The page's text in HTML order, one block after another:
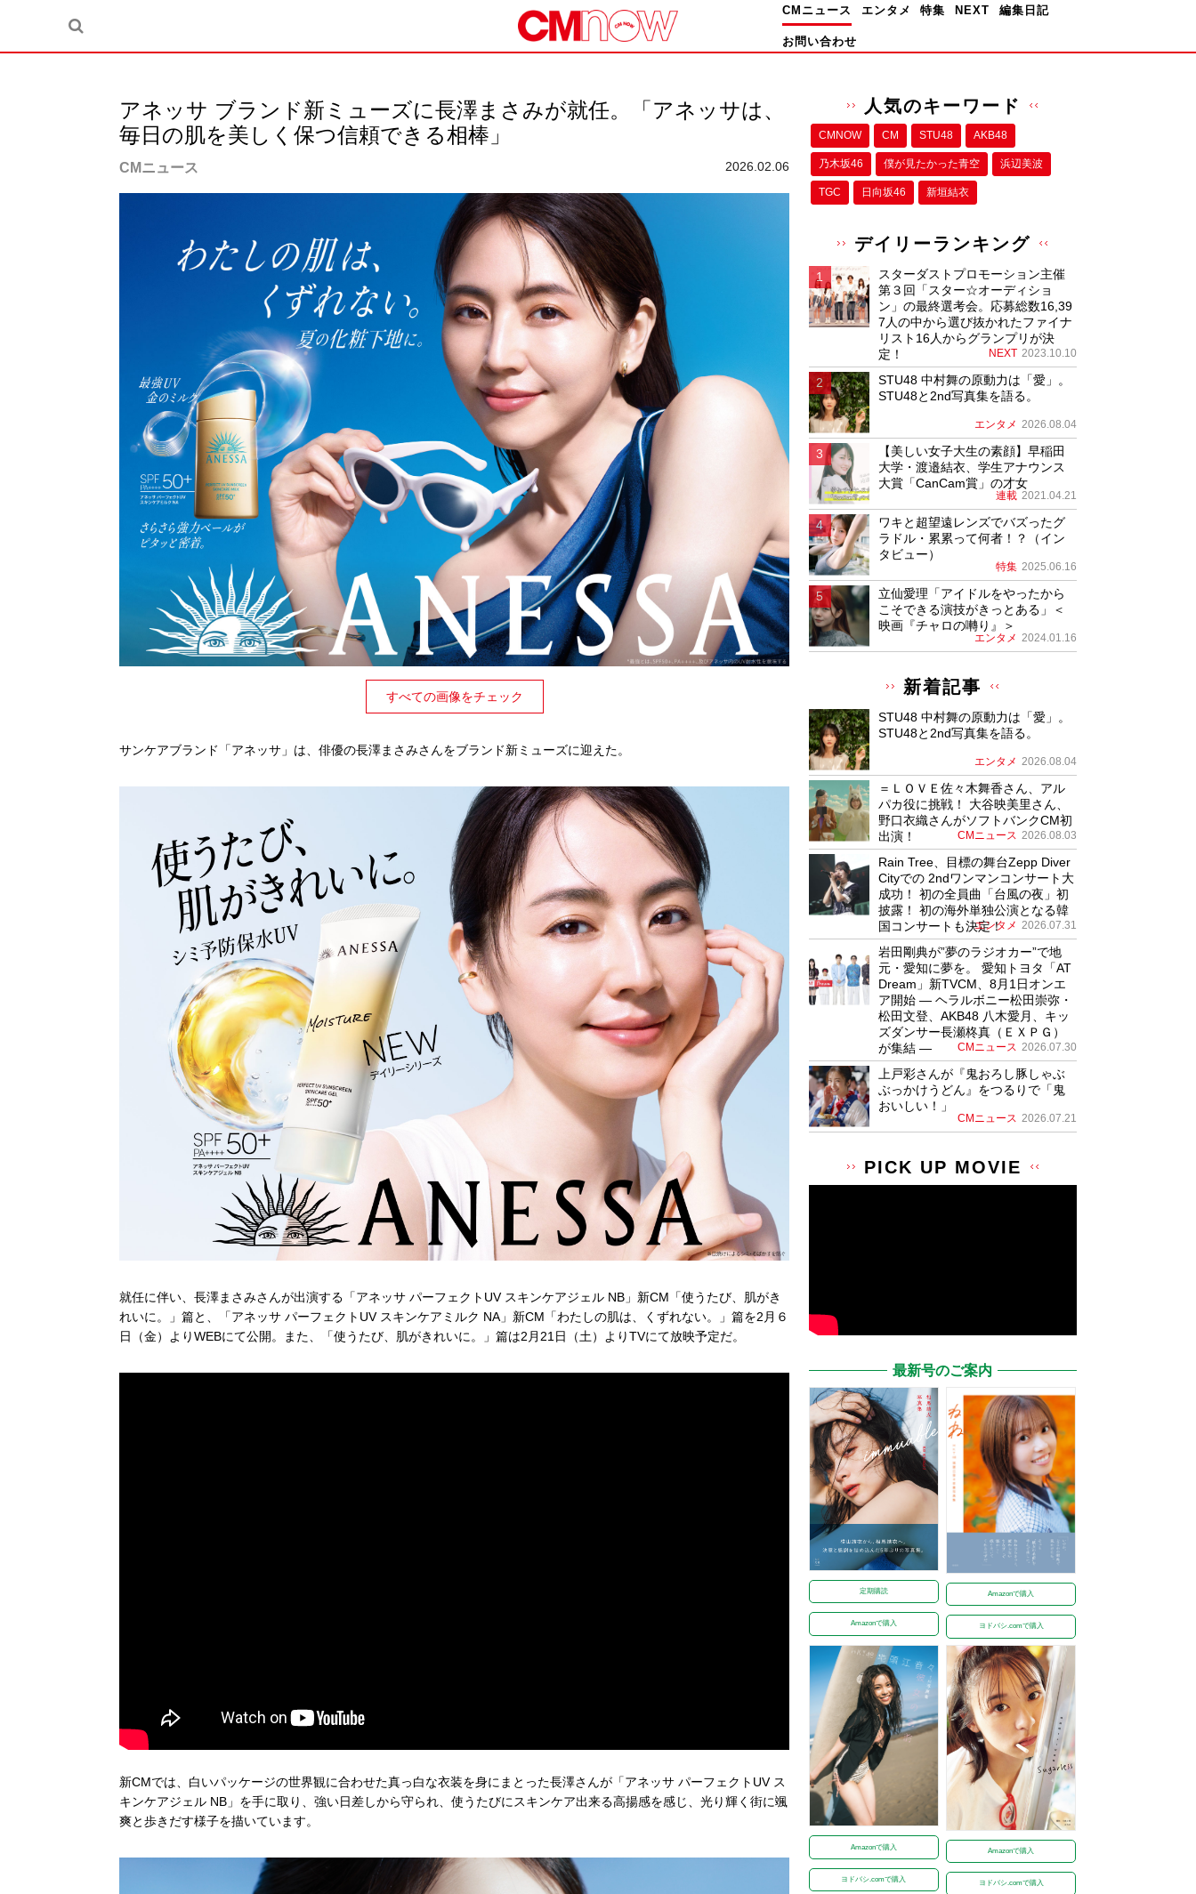
CMニュース エンタメ 特集 NEXT 編集日記
お問い合わせ
アネッサ ブランド新ミューズに長澤まさみが就任。「アネッサは、
毎日の肌を美しく保つ信頼できる相棒」
CMニュース 2026.02.06
すべての画像をチェック
サンケアブランド「アネッサ」は、俳優の長澤まさみさんをブランド新ミューズに迎えた。
就任に伴い、長澤まさみさんが出演する「アネッサ パーフェクトUV スキンケアジェル NB」新CM「使うたび、肌がき
れいに。」篇と、「アネッサ パーフェクトUV スキンケアミルク NA」新CM「わたしの肌は、くずれない。」篇を2月６
日（金）よりWEBにて公開。また、「使うたび、肌がきれいに。」篇は2月21日（土）よりTVにて放映予定だ。
新CMでは、白いパッケージの世界観に合わせた真っ白な衣装を身にまとった長澤さんが「アネッサ パーフェクトUV ス
キンケアジェル NB」を手に取り、強い日差しから守られ、使うたびにスキンケア出来る高揚感を感じ、光り輝く街に颯
爽と歩きだす様子を描いています。
人気のキーワード
CMNOW CM STU48 AKB48
乃木坂46 僕が⾒たかった⻘空 浜辺美波
TGC 日向坂46 新垣結衣
デイリーランキング
スターダストプロモーション主催
第３回「スター☆オーディショ
ン」の最終選考会。応募総数16,39
7人の中から選び抜かれたファイナ
リスト16人からグランプリが決
定！
NEXT 2023.10.10
STU48 中村舞の原動力は「愛」。
STU48と2nd写真集を語る。
エンタメ 2026.08.04
【美しい女子大生の素顔】早稲田
大学・渡邉結衣、学生アナウンス
大賞「CanCam賞」の才女
連載 2021.04.21
ワキと超望遠レンズでバズったグ
ラドル・累累って何者！？（イン
タビュー）
特集 2025.06.16
立仙愛理「アイドルをやったから
こそできる演技がきっとある」＜
映画『チャロの囀り』＞
エンタメ 2024.01.16
新着記事
STU48 中村舞の原動力は「愛」。
STU48と2nd写真集を語る。
エンタメ 2026.08.04
＝ＬＯＶＥ佐々木舞香さん、アル
パカ役に挑戦！ 大谷映美里さん、
野口衣織さんがソフトバンクCM初
出演！
CMニュース 2026.08.03
Rain Tree、目標の舞台Zepp Diver
Cityでの 2ndワンマンコンサート大
成功！ 初の全員曲「台風の夜」初
披露！ 初の海外単独公演となる韓
国コンサートも決定！
エンタメ 2026.07.31
岩田剛典が”夢のラジオカー”で地
元・愛知に夢を。 愛知トヨタ「AT
Dream」新TVCM、8月1日オンエ
ア開始 ― ヘラルボニー松田崇弥・
松田文登、AKB48 八木愛月、キッ
ズダンサー長瀬柊真（ＥＸＰＧ）
が集結 ―
CMニュース 2026.07.30
上戸彩さんが『鬼おろし豚しゃぶ
ぶっかけうどん』をつるりで「鬼
おいしい！」
CMニュース 2026.07.21
PICK UP MOVIE
最新号のご案内
定期購読
Amazonで購入
Amazonで購入
ヨドバシ.comで購入
Amazonで購入
ヨドバシ.comで購入
Amazonで購入
ヨドバシ.comで購入